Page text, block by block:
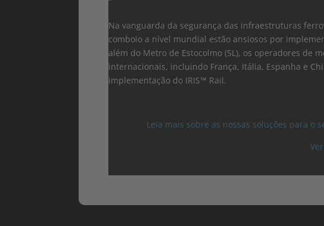
Na vanguarda da segurança das infraestruturas
comboio a nível mundial estão ansiosos por
além do Metro de Estocolmo (SL), os operadores de
internacionais, incluindo França, Itália, Espanha e
implementação do IRIS™ Rail.
Leia mais sobre as nossas soluções para o